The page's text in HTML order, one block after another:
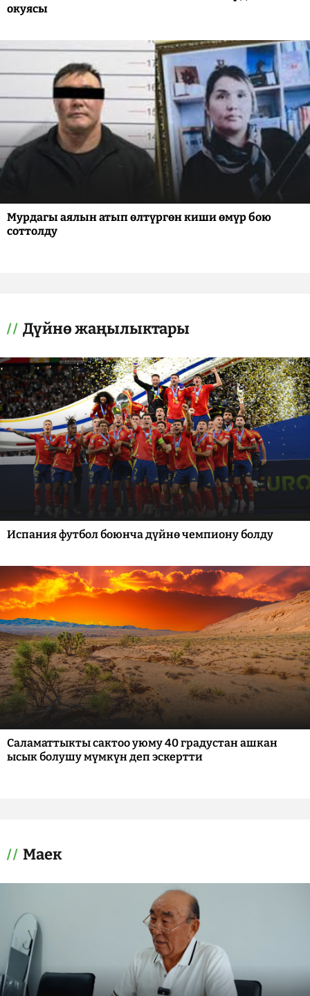
окуясы
Мурдагы аялын атып өлтүргөн киши өмүр бою
соттолду
Дүйнө жаңылыктары
Испания футбол боюнча дүйнө чемпиону болду
Саламаттыкты сактоо уюму 40 градустан ашкан
ысык болушу мүмкүн деп эскертти
Маек